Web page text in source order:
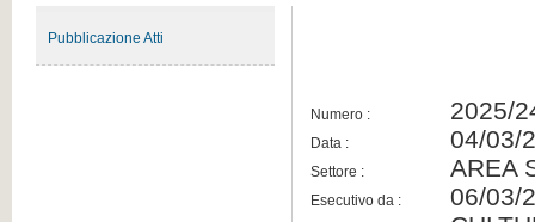
Numero : 2025/
Data : 04/03/
Settore : AREA
Esecutivo da : 06/03/
Pubblicazione Atti